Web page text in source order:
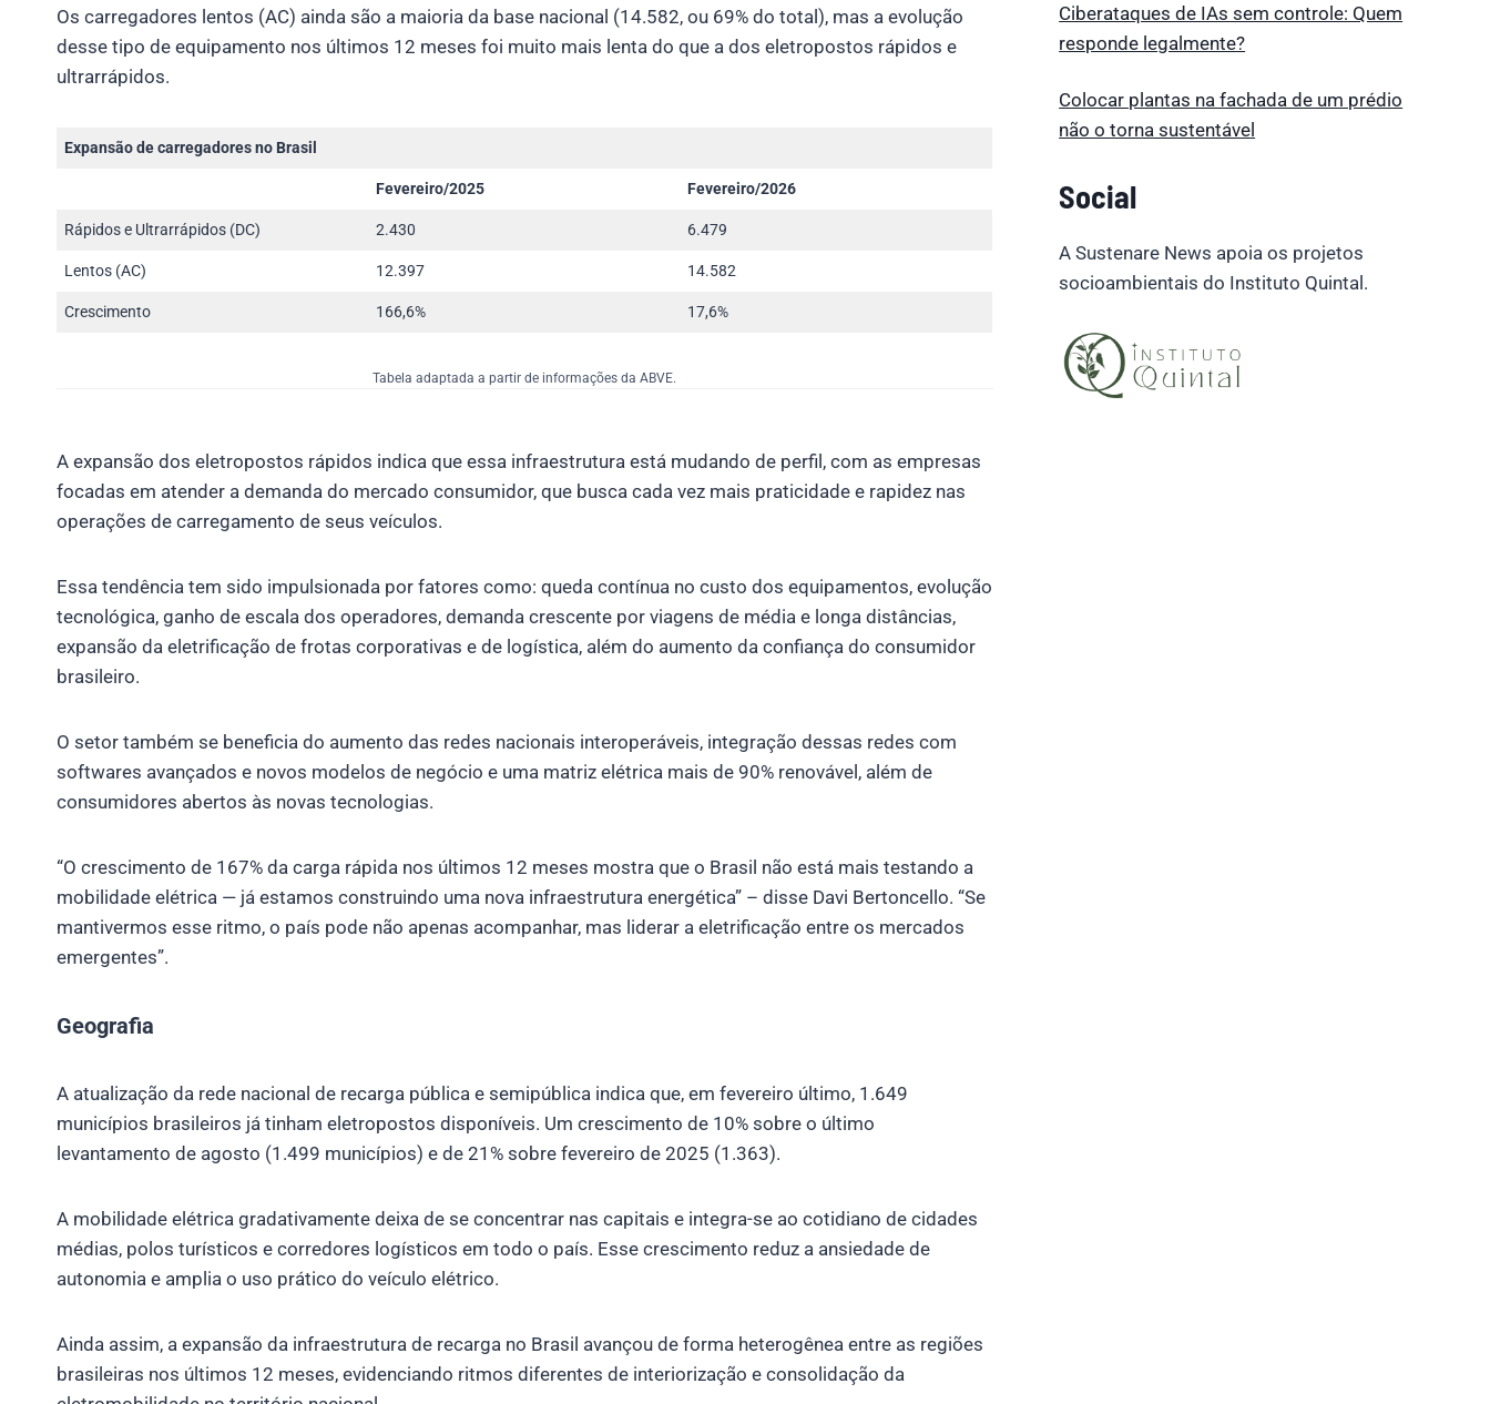
Os carregadores lentos (AC) ainda são a maioria da base nacional (14.582, ou 69% do total), mas a evolução
desse tipo de equipamento nos últimos 12 meses foi muito mais lenta do que a dos eletropostos rápidos e
ultrarrápidos.
Expansão de carregadores no Brasil
Fevereiro/2025 Fevereiro/2026
Rápidos e Ultrarrápidos (DC) 2.430 6.479
Lentos (AC) 12.397 14.582
Crescimento 166,6% 17,6%
Tabela adaptada a partir de informações da ABVE.
A expansão dos eletropostos rápidos indica que essa infraestrutura está mudando de perfil, com as empresas
focadas em atender a demanda do mercado consumidor, que busca cada vez mais praticidade e rapidez nas
operações de carregamento de seus veículos.
Essa tendência tem sido impulsionada por fatores como: queda contínua no custo dos equipamentos, evolução
tecnológica, ganho de escala dos operadores, demanda crescente por viagens de média e longa distâncias,
expansão da eletrificação de frotas corporativas e de logística, além do aumento da confiança do consumidor
brasileiro.
O setor também se beneficia do aumento das redes nacionais interoperáveis, integração dessas redes com
softwares avançados e novos modelos de negócio e uma matriz elétrica mais de 90% renovável, além de
consumidores abertos às novas tecnologias.
“O crescimento de 167% da carga rápida nos últimos 12 meses mostra que o Brasil não está mais testando a
mobilidade elétrica — já estamos construindo uma nova infraestrutura energética” – disse Davi Bertoncello. “Se
mantivermos esse ritmo, o país pode não apenas acompanhar, mas liderar a eletrificação entre os mercados
emergentes”.
Geografia
A atualização da rede nacional de recarga pública e semipública indica que, em fevereiro último, 1.649
municípios brasileiros já tinham eletropostos disponíveis. Um crescimento de 10% sobre o último
levantamento de agosto (1.499 municípios) e de 21% sobre fevereiro de 2025 (1.363).
A mobilidade elétrica gradativamente deixa de se concentrar nas capitais e integra-se ao cotidiano de cidades
médias, polos turísticos e corredores logísticos em todo o país. Esse crescimento reduz a ansiedade de
autonomia e amplia o uso prático do veículo elétrico.
Ainda assim, a expansão da infraestrutura de recarga no Brasil avançou de forma heterogênea entre as regiões
brasileiras nos últimos 12 meses, evidenciando ritmos diferentes de interiorização e consolidação da
Ciberataques de IAs sem controle: Quem
responde legalmente?
Colocar plantas na fachada de um prédio
não o torna sustentável
Social
A Sustenare News apoia os projetos
socioambientais do Instituto Quintal.